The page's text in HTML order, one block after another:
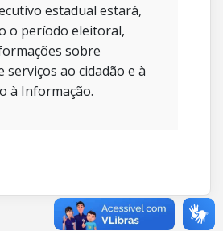
estadual estará,
o período eleitoral,
sobre
serviços ao cidadão e à
à Informação.